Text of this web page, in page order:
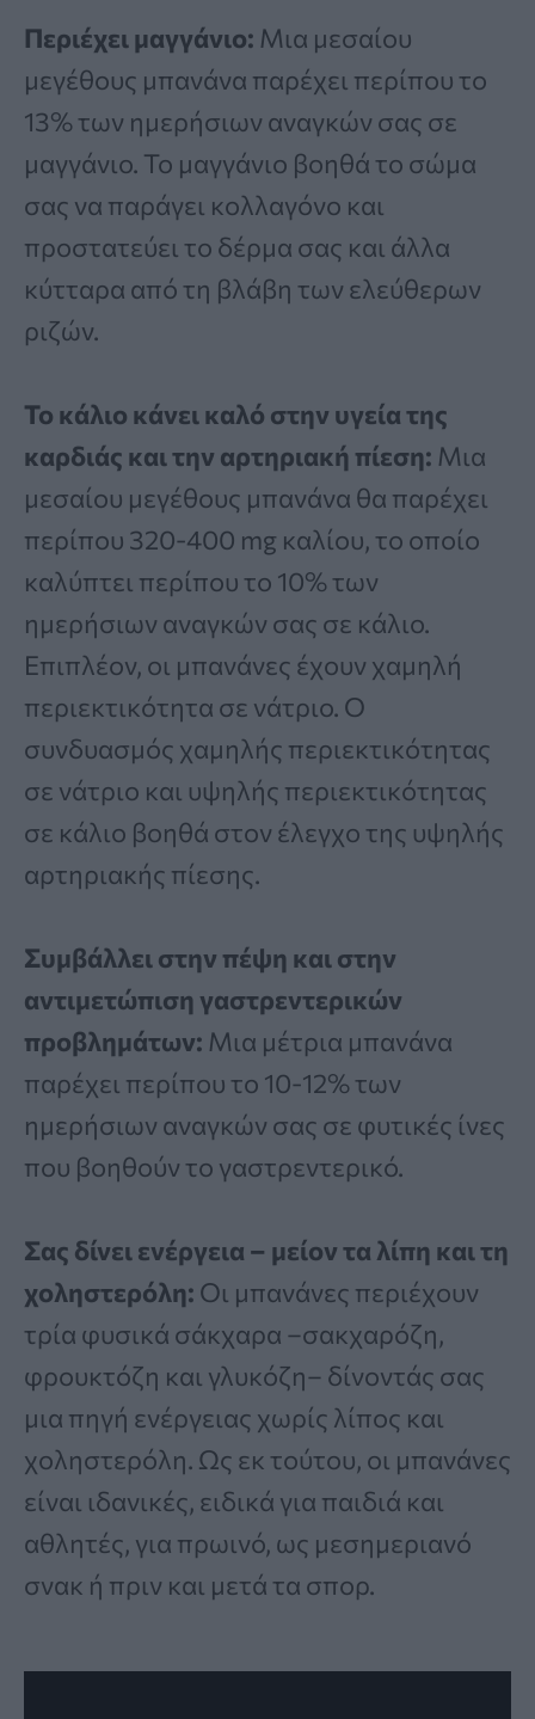
Περιέχει μαγγάνιο: Μια μεσαίου
μεγέθους μπανάνα παρέχει περίπου το
13% των ημερήσιων αναγκών σας σε
μαγγάνιο. Το μαγγάνιο βοηθά το σώμα
σας να παράγει κολλαγόνο και
προστατεύει το δέρμα σας και άλλα
κύτταρα από τη βλάβη των ελεύθερων
ριζών.
Το κάλιο κάνει καλό στην υγεία της
καρδιάς και την αρτηριακή πίεση: Μια
μεσαίου μεγέθους μπανάνα θα παρέχει
περίπου 320-400 mg καλίου, το οποίο
καλύπτει περίπου το 10% των
ημερήσιων αναγκών σας σε κάλιο.
Επιπλέον, οι μπανάνες έχουν χαμηλή
περιεκτικότητα σε νάτριο. Ο
συνδυασμός χαμηλής περιεκτικότητας
σε νάτριο και υψηλής περιεκτικότητας
σε κάλιο βοηθά στον έλεγχο της υψηλής
αρτηριακής πίεσης.
Συμβάλλει στην πέψη και στην
αντιμετώπιση γαστρεντερικών
προβλημάτων: Μια μέτρια μπανάνα
παρέχει περίπου το 10-12% των
ημερήσιων αναγκών σας σε φυτικές ίνες
που βοηθούν το γαστρεντερικό.
Σας δίνει ενέργεια – μείον τα λίπη και τη
χοληστερόλη: Οι μπανάνες περιέχουν
τρία φυσικά σάκχαρα –σακχαρόζη,
φρουκτόζη και γλυκόζη– δίνοντάς σας
μια πηγή ενέργειας χωρίς λίπος και
χοληστερόλη. Ως εκ τούτου, οι μπανάνες
είναι ιδανικές, ειδικά για παιδιά και
αθλητές, για πρωινό, ως μεσημεριανό
σνακ ή πριν και μετά τα σπορ.